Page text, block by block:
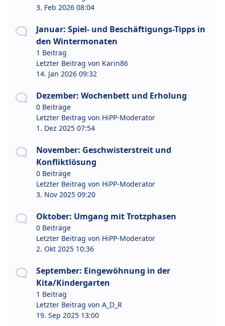
3. Feb 2026 08:04
Januar: Spiel- und Beschäftigungs-Tipps in
den Wintermonaten
1 Beitrag
Letzter Beitrag von Karin86
14. Jan 2026 09:32
Dezember: Wochenbett und Erholung
0 Beiträge
Letzter Beitrag von HiPP-Moderator
1. Dez 2025 07:54
November: Geschwisterstreit und
Konfliktlösung
0 Beiträge
Letzter Beitrag von HiPP-Moderator
3. Nov 2025 09:20
Oktober: Umgang mit Trotzphasen
0 Beiträge
Letzter Beitrag von HiPP-Moderator
2. Okt 2025 10:36
September: Eingewöhnung in der
Kita/Kindergarten
1 Beitrag
Letzter Beitrag von A_D_R
19. Sep 2025 13:00